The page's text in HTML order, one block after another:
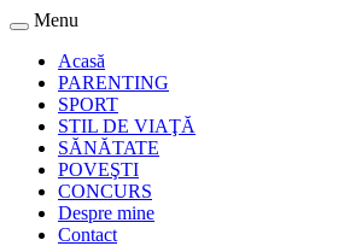
Menu
Acasă
PARENTING
SPORT
STIL DE VIAŢĂ
SĂNĂTATE
POVEŞTI
CONCURS
Despre mine
Contact